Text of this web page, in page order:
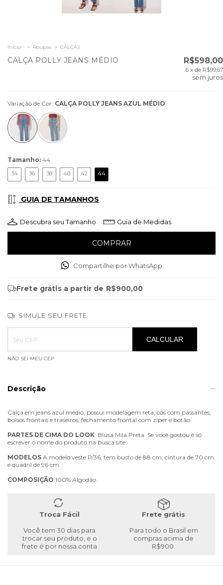
Início > Roupas > CALÇAS
CALÇA POLLY JEANS MÉDIO R$598,00
6 x de R$99,67
sem juros
Variação de Cor: CALÇA POLLY JEANS AZUL MÉDIO
Tamanho: 44
34 36 38 40 42 44
GUIA DE TAMANHOS
Descubra seu Tamanho Guia de Medidas
Compartilhe por WhatsApp
Frete grátis a partir de R$900,00
SIMULE SEU FRETE
Entregas para o CEP:
ALTERAR CEP
CALCULAR
NÃO SEI MEU CEP
Descrição
Calça em jeans azul médio, possui modelagem reta, cós com passantes,
bolsos frontais e traseiros, fechamento frontal com zíper e botão.
PARTES DE CIMA DO LOOK: Blusa Mila Preta. Se você gostou é só
escrever o nome do produto na busca site.
MODELOS A modelo veste P/36, tem busto de 88 cm, cintura de 70 cm
e quadril de 96 cm.
COMPOSIÇÃO 100% Algodão
Troca Fácil
Você tem 30 dias para
trocar seu produto, e o
frete é por nossa conta
Frete grátis
Para todo o Brasil em
compras acima de
R$900.